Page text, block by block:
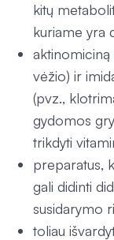
kitų
kuriame yra
vėžio) ir
(pvz.,
gydomos
trikdyti
preparatus,
gali didinti
susidarymo
toliau